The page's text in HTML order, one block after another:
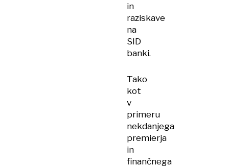
in
raziskave
na
SID
banki.
Tako
kot
v
primeru
nekdanjega
premierja
in
finančnega